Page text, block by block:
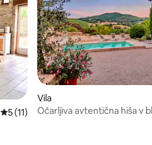
Povprečna ocena: 5 od 5, št. mnenj:
5 (11)
Vila
Očarljiva avtentična hiša v